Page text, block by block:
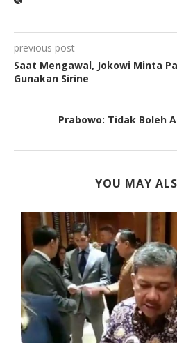
previous post
Saat Mengawal, Jokowi Minta
Gunakan Sirine
Prabowo: Tidak Boleh
YOU MAY